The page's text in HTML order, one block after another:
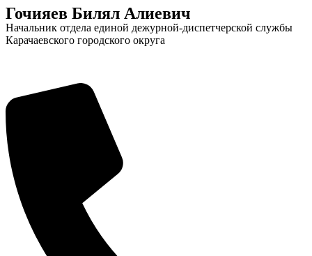
Гочияев Билял Алиевич
Начальник отдела единой дежурной-диспетчерской службы
Карачаевского городского округа